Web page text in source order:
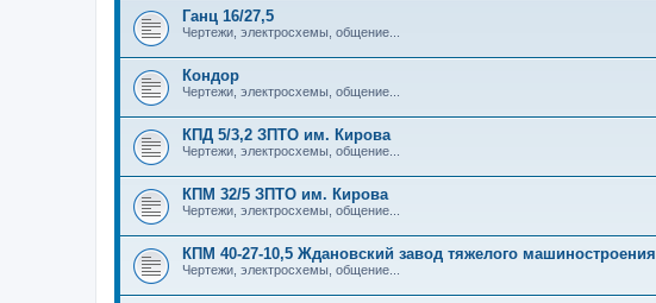
Ганц 16/27,5
Чертежи, электросхемы, общение...
Кондор
Чертежи, электросхемы, общение...
КПД 5/3,2 ЗПТО им. Кирова
Чертежи, электросхемы, общение...
КПМ 32/5 ЗПТО им. Кирова
Чертежи, электросхемы, общение...
КПМ 40-27-10,5 Ждановский завод тяжелого машиностроения
Чертежи, электросхемы, общение...